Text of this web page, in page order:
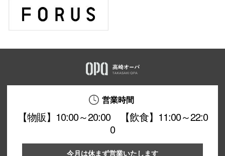
営業時間
【物販】10:00～20:00 【飲食】11:00～22:0
0
今月は休まず営業いたします